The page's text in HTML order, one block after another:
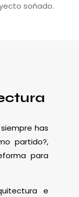
soñado.
has
partido?,
para
e